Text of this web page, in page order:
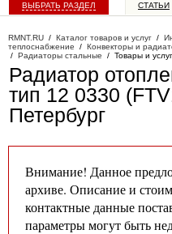
ВЫБРАТЬ РАЗДЕЛ СТАТЬИ
RMNT.RU / Каталог товаров и услуг /
теплоснабжение / Конвекторы и
/ Радиаторы стальные / Товары и
Радиатор
тип 12 0330
Петербург
Внимание! Данное
архиве. Описание и
контактные данные
параметры могут быть